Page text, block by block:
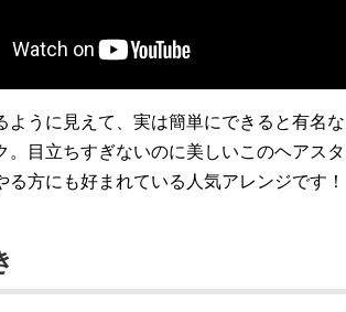
ように見えて、実は簡単にできると有名な
。目立ちすぎないのに美しいこのヘアスタ
る方にも好まれている人気アレンジです！